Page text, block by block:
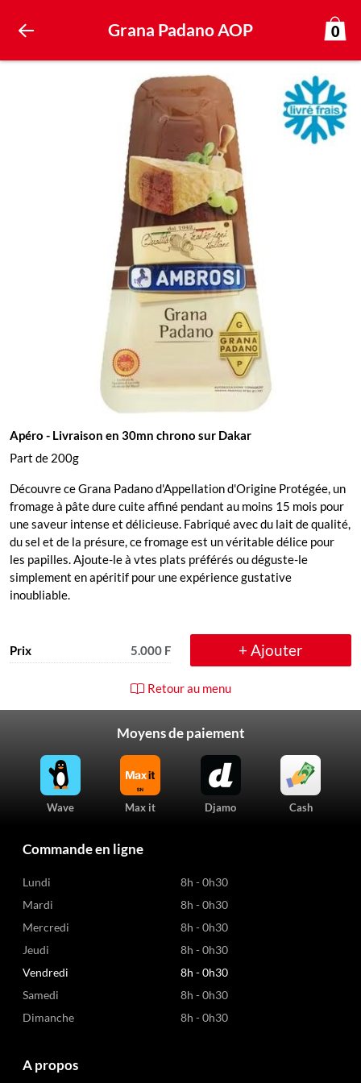
Grana Padano AOP 0
Apéro - Livraison en 30mn chrono sur Dakar
Part de 200g
Découvre ce Grana Padano d'Appellation d'Origine Protégée, un
fromage à pâte dure cuite affiné pendant au moins 15 mois pour
une saveur intense et délicieuse. Fabriqué avec du lait de qualité,
du sel et de la présure, ce fromage est un véritable délice pour
les papilles. Ajoute-le à vtes plats préférés ou déguste-le
simplement en apéritif pour une expérience gustative
inoubliable.
Prix 5.000 F + Ajouter
Retour au menu
Moyens de paiement
Wave Max it Djamo Cash
Commande en ligne
Lundi
8h - 0h30
Mardi
8h - 0h30
Mercredi
8h - 0h30
Jeudi
8h - 0h30
Vendredi
8h - 0h30
Samedi
8h - 0h30
Dimanche
8h - 0h30
A propos